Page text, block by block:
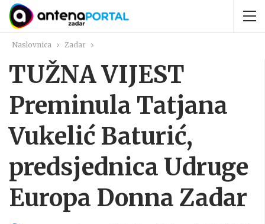
Naslovnica Zadar
TUŽNA VIJEST
Preminula Tatjana
Vukelić Baturić,
predsjednica Udruge
Europa Donna Zadar